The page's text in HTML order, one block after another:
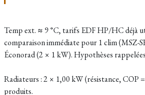
Temp ext. ≈ 9 °C, tarifs EDF HP/HC déjà
comparaison immédiate pour 1 clim (MSZ-
Éconorad (2 × 1 kW). Hypothèses
Radiateurs : 2 × 1,00 kW (résistance,
produits.